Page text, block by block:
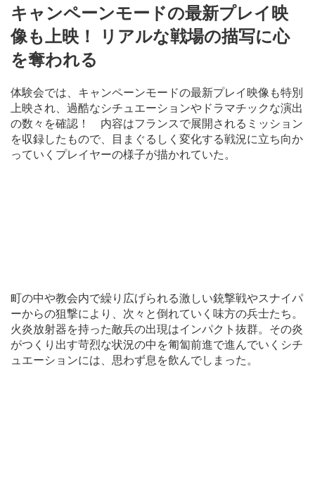
キャンペーンモードの最新プレイ映
像も上映！ リアルな戦場の描写に心
を奪われる
体験会では、キャンペーンモードの最新プレイ映像も特別
上映され、過酷なシチュエーションやドラマチックな演出
の数々を確認！ 内容はフランスで展開されるミッション
を収録したもので、目まぐるしく変化する戦況に立ち向か
っていくプレイヤーの様子が描かれていた。
町の中や教会内で繰り広げられる激しい銃撃戦やスナイパ
ーからの狙撃により、次々と倒れていく味方の兵士たち。
火炎放射器を持った敵兵の出現はインパクト抜群。その炎
がつくり出す苛烈な状況の中を匍匐前進で進んでいくシチ
ュエーションには、思わず息を飲んでしまった。